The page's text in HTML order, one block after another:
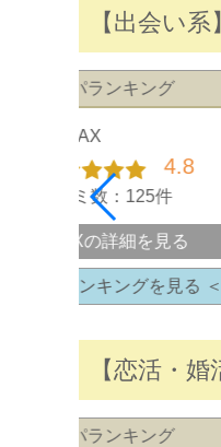
【出会い
コスパランキング
PCMAX
4.8
口コミ数：125件
PCMAXの詳細を見る
コスパランキングを見る
【恋活・
コスパランキング